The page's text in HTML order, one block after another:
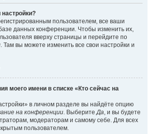
пользователем, все ваши
данных конференции. Чтобы изменить их,
вверху страницы и перейдите по
. Там вы можете изменить все свои настройки и
моего имени в списке «Кто сейчас на
в личном разделе вы найдёте опцию
на конференции. ВыберитеДа, и вы будете
модераторам и самому себе. Для всех
пользователем.